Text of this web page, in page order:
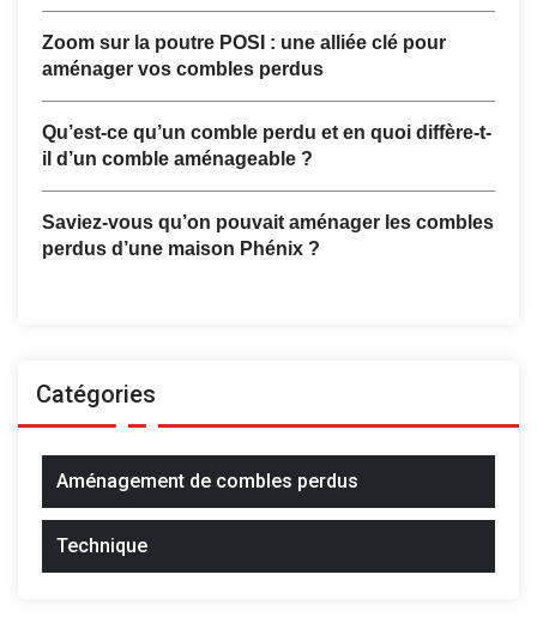
Zoom sur la poutre POSI : une alliée clé pour
aménager vos combles perdus
Qu’est-ce qu’un comble perdu et en quoi diffère-t-
il d’un comble aménageable ?
Saviez-vous qu’on pouvait aménager les combles
perdus d’une maison Phénix ?
Catégories
Aménagement de combles perdus
Technique